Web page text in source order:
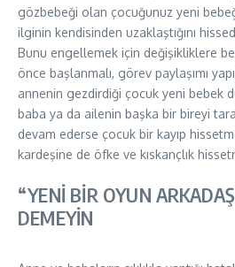
gözbebeği olan çocuğunuz yeni
ilginin kendisinden uzaklaştığını
Bunu engellemek için değişikliklere
önce başlanmalı, görev paylaşımı
annenin gezdirdiği çocuk yeni bebek
baba ya da ailenin başka bir bireyi
devam ederse çocuk bir kayıp
kardeşine de öfke ve kıskançlık
“YENİ BİR OYUN
DEMEYİN